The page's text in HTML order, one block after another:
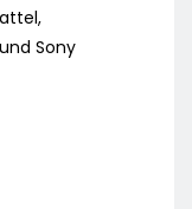
Sony